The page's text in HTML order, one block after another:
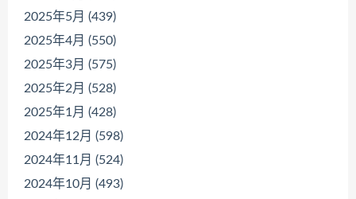
2025年5月 (439)
2025年4月 (550)
2025年3月 (575)
2025年2月 (528)
2025年1月 (428)
2024年12月 (598)
2024年11月 (524)
2024年10月 (493)